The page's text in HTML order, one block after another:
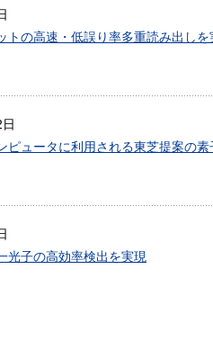
トの高速・低誤り率多重読み出しを
ピュータに利用される東芝提案の
光子の高効率検出を実現